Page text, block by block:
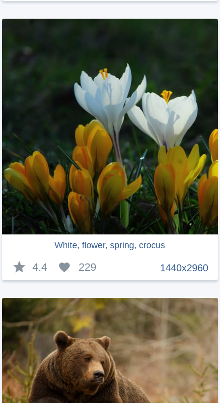
White, flower, spring, crocus
1440x2960
4.4 229